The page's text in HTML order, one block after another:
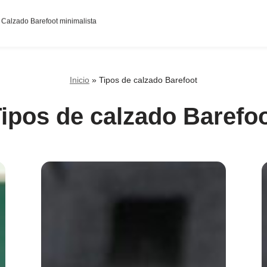
Calzado Barefoot minimalista
Inicio » Tipos de calzado Barefoot
de calzado